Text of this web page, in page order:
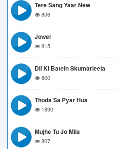
Tere Sang Yaar New
806
Jowel
815
Dil Ki Batein Skumarleela
800
Thoda Sa Pyar Hua
1890
Mujhe Tu Jo Mila
807